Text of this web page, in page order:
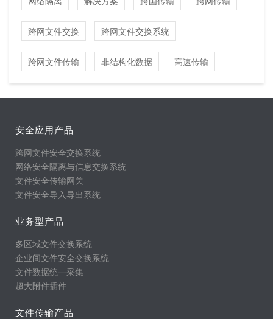
跨网文件交换 跨网文件交换系统
跨网文件传输 非结构化数据 高速传输
安全应用产品
跨网文件安全交换系统
网络安全隔离与信息交换系统
文件安全传输网关
文件安全导入导出系统
业务型产品
多区域文件交换系统
企业间文件安全交换系统
文件数据统一采集
超大附件插件
文件传输产品